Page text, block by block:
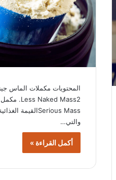
والتي…
أكمل القراءة »